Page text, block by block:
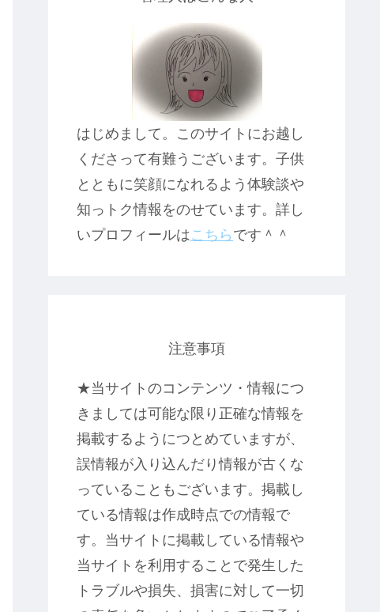
はじめまして。このサイトにお越し
くださって有難うございます。子供
とともに笑顔になれるよう体験談や
知っトク情報をのせています。詳し
いプロフィールはこちら です＾＾
注意事項
★当サイトのコンテンツ・情報につ
きましては可能な限り正確な情報を
掲載するようにつとめていますが、
誤情報が入り込んだり情報が古くな
っていることもございます。掲載し
ている情報は作成時点での情報で
す。当サイトに掲載している情報や
当サイトを利用することで発生した
トラブルや損失、損害に対して一切